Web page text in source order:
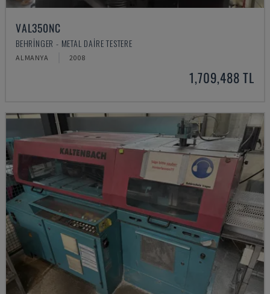
VAL350NC
BEHRINGER - METAL DAIRE TESTERE
ALMANYA 2008
1,709,488 TL